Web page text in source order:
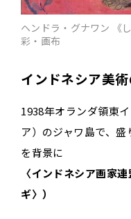
インドネシア美
1938年オランダ領東
ア）のジャワ島で、
を背景に
〈インドネシア画家
ギ〉）
ヘンドラ・グナワン 《
彩・画布